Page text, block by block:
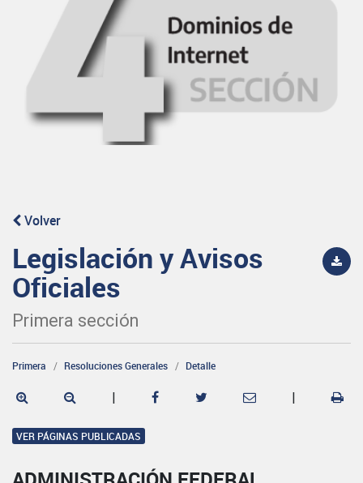
Volver
Legislación y Avisos
Oficiales
Primera sección
Primera Resoluciones Generales Detalle
| |
VER PÁGINAS PUBLICADAS